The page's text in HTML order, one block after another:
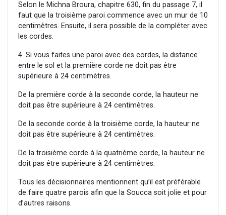
Selon le Michna Broura, chapitre 630, fin du passage 7, il
faut que la troisième paroi commence avec un mur de 10
centimètres. Ensuite, il sera possible de la compléter avec
les cordes.
4. Si vous faites une paroi avec des cordes, la distance
entre le sol et la première corde ne doit pas être
supérieure à 24 centimètres.
De la première corde à la seconde corde, la hauteur ne
doit pas être supérieure à 24 centimètres.
De la seconde corde à la troisième corde, la hauteur ne
doit pas être supérieure à 24 centimètres.
De la troisième corde à la quatrième corde, la hauteur ne
doit pas être supérieure à 24 centimètres.
Tous les décisionnaires mentionnent qu’il est préférable
de faire quatre parois afin que la Soucca soit jolie et pour
d’autres raisons.